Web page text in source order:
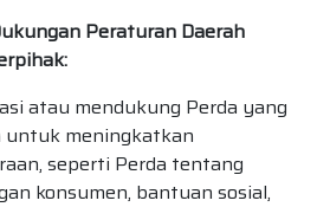
Peraturan Daerah
atau mendukung Perda yang
meningkatkan
seperti Perda tentang
konsumen, bantuan sosial,